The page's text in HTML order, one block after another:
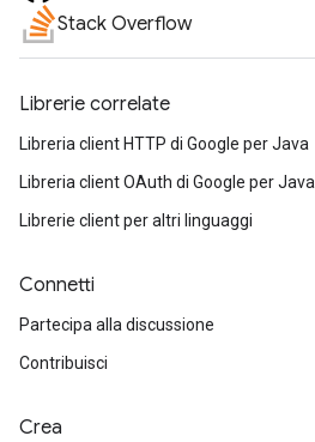
Stack Overflow
Librerie correlate
Libreria client HTTP di Google per Java
Libreria client OAuth di Google per Java
Librerie client per altri linguaggi
Connetti
Partecipa alla discussione
Contribuisci
Crea